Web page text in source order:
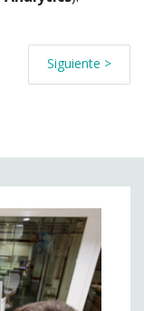
Siguiente >